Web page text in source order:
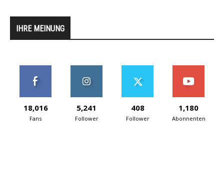
IHRE MEINUNG
18,016
Fans
5,241
Follower
408
Follower
1,180
Abonnenten